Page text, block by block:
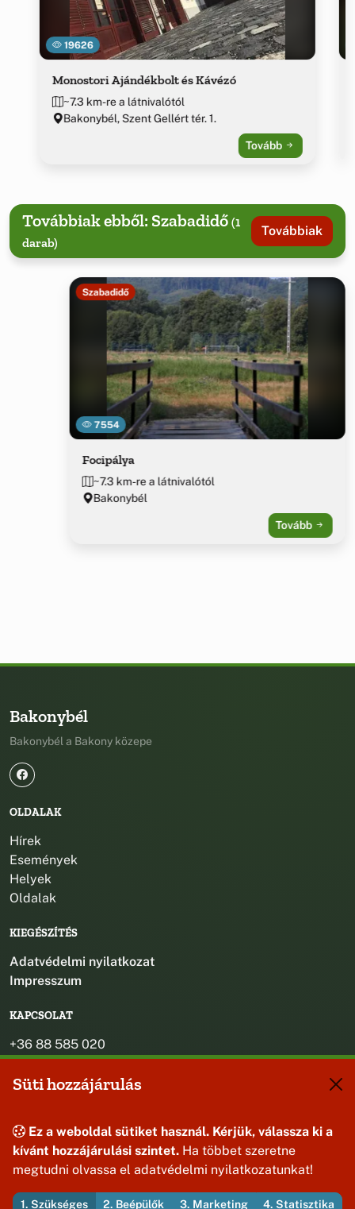
19626
Monostori Ajándékbolt és Kávézó
~7.3 km-re a látnivalótól
Bakonybél, Szent Gellért tér. 1.
Tovább
Továbbiak ebből: Szabadidő (1
darab)
Továbbiak
7554
Szabadidő
Focipálya
~7.3 km-re a látnivalótól
Bakonybél
Tovább
Bakonybél
Bakonybél a Bakony közepe
OLDALAK
Hírek
Események
Helyek
Oldalak
KIEGÉSZÍTÉS
Adatvédelmi nyilatkozat
Impresszum
KAPCSOLAT
+36 88 585 020
+36 30 442 8024
titkarsag@bakonybel.hu
8427 Bakonybél, Pápai u. 7.
Süti hozzájárulás
Ez a weboldal sütiket használ. Kérjük, válassza ki a
kívánt hozzájárulási szintet. Ha többet szeretne
megtudni olvassa el adatvédelmi nyilatkozatunkat!
1. Szükséges 2. Beépülők 3. Marketing 4. Statisztika